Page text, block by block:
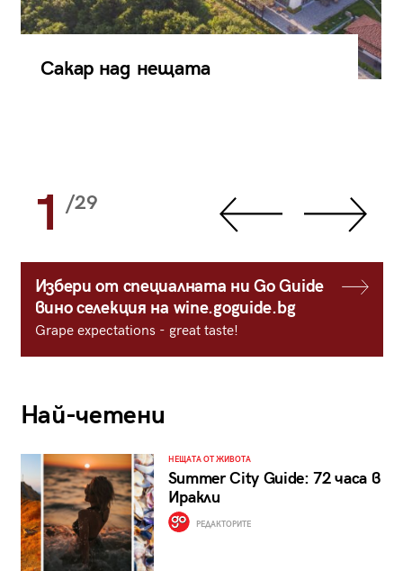
Сакар над нещата
1 /29
Избери от специалната ни Go Guide
вино селекция на wine.goguide.bg
Grape expectations - great taste!
Най-четени
НЕЩАТА ОТ ЖИВОТА
Summer City Guide: 72 часа в
Иракли
РЕДАКТОРИТЕ